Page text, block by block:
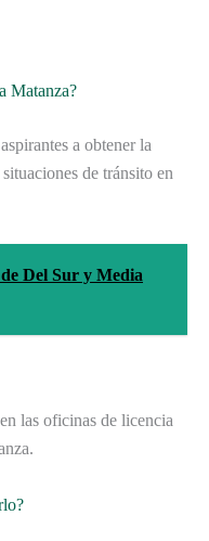
Matanza?
a obtener la
de tránsito en
Del Sur y Media
las oficinas de licencia